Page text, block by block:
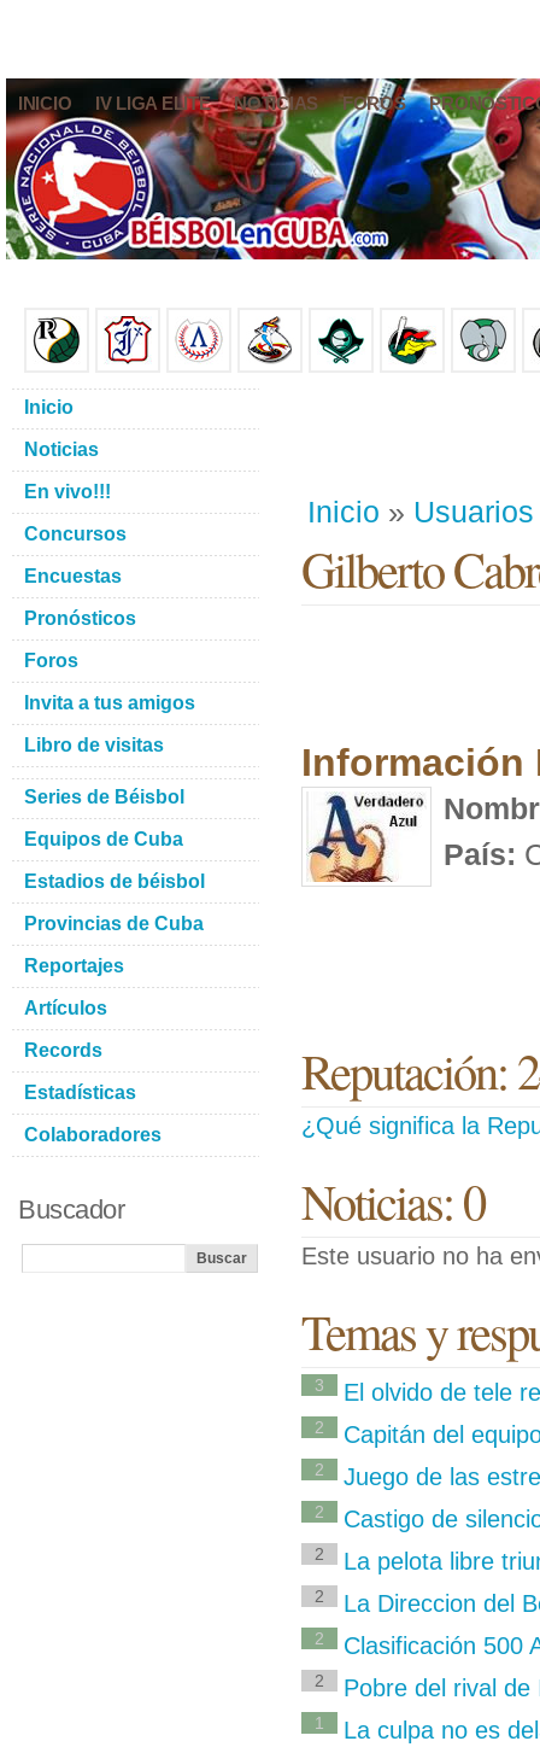
INICIO IV LIGA ELITE NOTICIAS FOROS
Inicio » Usuarios
Gilberto
Información
País:
Reputación:
¿Qué significa la
Noticias: 0
Este usuario no ha
Temas y
3 El olvido de tele
2 Capitán del
2 Juego de las
2 Castigo de
2 La pelota libre
2 La Direccion del
2 Clasificación 500
2 Pobre del rival
1 La culpa no es
Inicio
Noticias
En vivo!!!
Concursos
Encuestas
Pronósticos
Foros
Invita a tus amigos
Libro de visitas
Series de Béisbol
Equipos de Cuba
Estadios de béisbol
Provincias de Cuba
Reportajes
Artículos
Records
Estadísticas
Colaboradores
Buscador